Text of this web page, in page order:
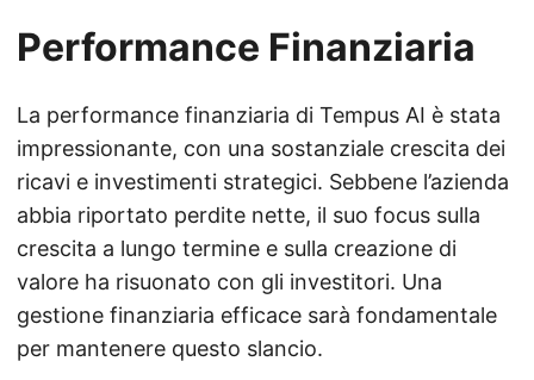
Performance Finanziaria
La performance finanziaria di Tempus AI è stata
impressionante, con una sostanziale crescita dei
ricavi e investimenti strategici. Sebbene l’azienda
abbia riportato perdite nette, il suo focus sulla
crescita a lungo termine e sulla creazione di
valore ha risuonato con gli investitori. Una
gestione finanziaria efficace sarà fondamentale
per mantenere questo slancio.